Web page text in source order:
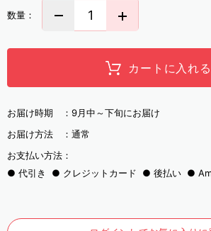
数量：
カートに入れる
お届け時期 ： 9月中～下旬にお届け
お届け方法 ： 通常
お支払い方法：
代引き
クレジットカード 後払い